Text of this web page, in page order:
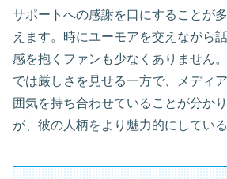
サポートへの感謝を口にすることが
えます。時にユーモアを交えながら
感を抱くファンも少なくありません
では厳しさを見せる一方で、メディ
囲気を持ち合わせていることが分か
が、彼の人柄をより魅力的にしてい